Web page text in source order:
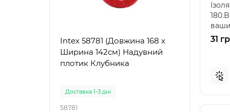
Intex 58781 (Довжина 168 x
Ширина 142см) Надувний
плотик Клубника
Доставка 1-3 дні
58781
Intex
труб
31